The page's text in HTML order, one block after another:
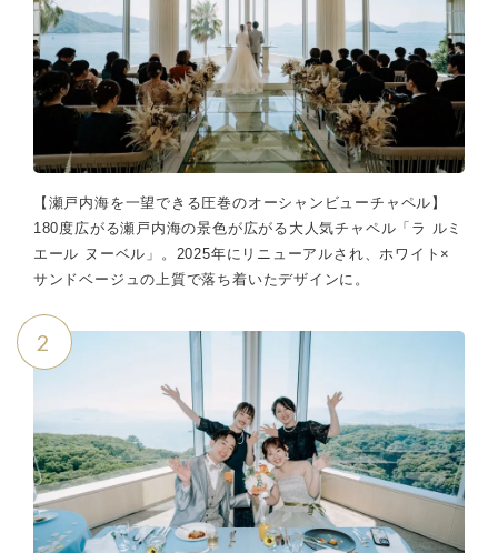
【瀬戸内海を一望できる圧巻のオーシャンビューチャペル】
180度広がる瀬戸内海の景色が広がる大人気チャペル「ラ ルミ
エール ヌーベル」。2025年にリニューアルされ、ホワイト×
サンドベージュの上質で落ち着いたデザインに。
2